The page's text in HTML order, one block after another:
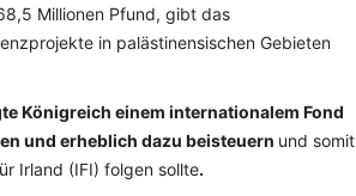
Millionen Pfund, gibt das
in palästinensischen Gebieten
Königreich einem internationalem Fond
und erheblich dazu beisteuern und somit
Irland (IFI) folgen sollte.